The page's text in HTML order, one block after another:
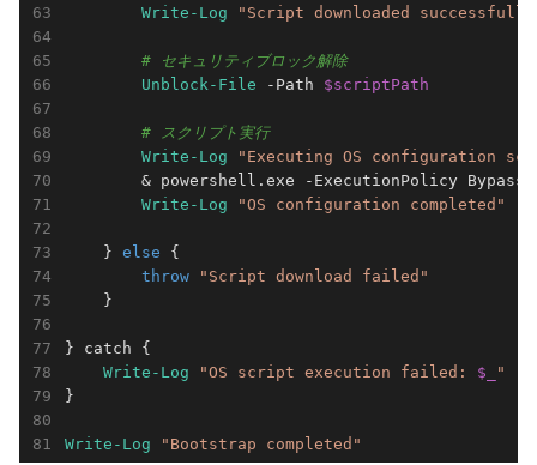
Write-Log
"Script downloaded
# セキュリティブロック解除
Unblock-File -Path $scriptPath
# スクリプト実行
Write-Log
"Executing OS configuration
& powershell.exe -ExecutionPolicy
Write-Log
"OS configuration completed"
    }
else {
throw
"Script download failed"
    }
} catch {
Write-Log
"OS script execution failed: $_
"
}
Write-Log "Bootstrap completed"